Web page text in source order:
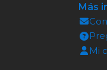
Más
Mi